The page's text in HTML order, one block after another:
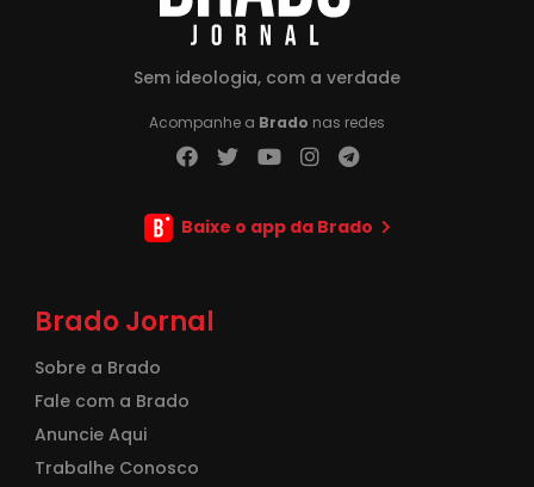
Sem ideologia, com a verdade
Acompanhe a Brado nas redes
Baixe o app da Brado
Brado Jornal
Sobre a Brado
Fale com a Brado
Anuncie Aqui
Trabalhe Conosco